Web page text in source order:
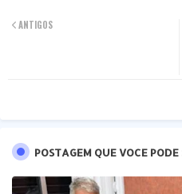
ANTIGOS
POSTAGEM QUE VOCE PODE